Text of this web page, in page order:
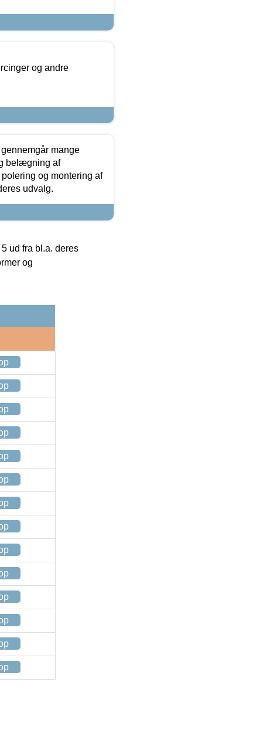
og andre
mange
belægning af
og montering af
udvalg.
ud fra bl.a. deres
og